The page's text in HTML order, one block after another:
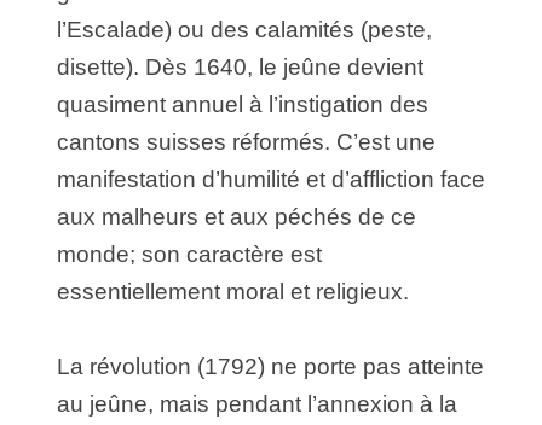
l’Escalade) ou des calamités (peste,
disette). Dès 1640, le jeûne devient
quasiment annuel à l’instigation des
cantons suisses réformés. C’est une
manifestation d’humilité et d’affliction face
aux malheurs et aux péchés de ce
monde; son caractère est
essentiellement moral et religieux.
La révolution (1792) ne porte pas atteinte
au jeûne, mais pendant l’annexion à la